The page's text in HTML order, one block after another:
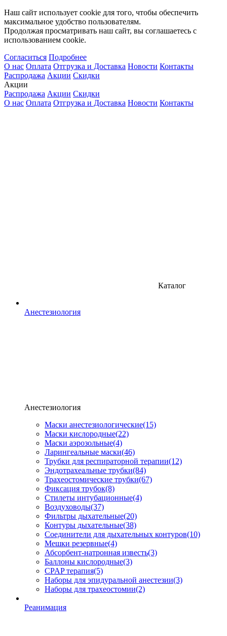
Наш сайт использует cookie для того, чтобы обеспечить
максимальное удобство пользователям.
Продолжая просматривать наш сайт, вы соглашаетесь с
использованием cookie.
Согласиться Подробнее
О нас Оплата Отгрузка и Доставка Новости Контакты
Распродажа Акции Скидки
Акции
Распродажа Акции Скидки
О нас Оплата Отгрузка и Доставка Новости Контакты
Каталог
Анестезиология
Анестезиология
Маски анестезиологические(15)
Маски кислородные(22)
Маски аэрозольные(4)
Ларингеальные маски(46)
Трубки для респираторной терапии(12)
Эндотрахеальные трубки(84)
Трахеостомические трубки(67)
Фиксация трубок(8)
Стилеты интубационные(4)
Воздуховоды(37)
Фильтры дыхательные(20)
Контуры дыхательные(38)
Соединители для дыхательных контуров(10)
Мешки резервные(4)
Абсорбент-натронная известь(3)
Баллоны кислородные(3)
CPAP терапия(5)
Наборы для эпидуральной анестезии(3)
Наборы для трахеостомии(2)
Реанимация